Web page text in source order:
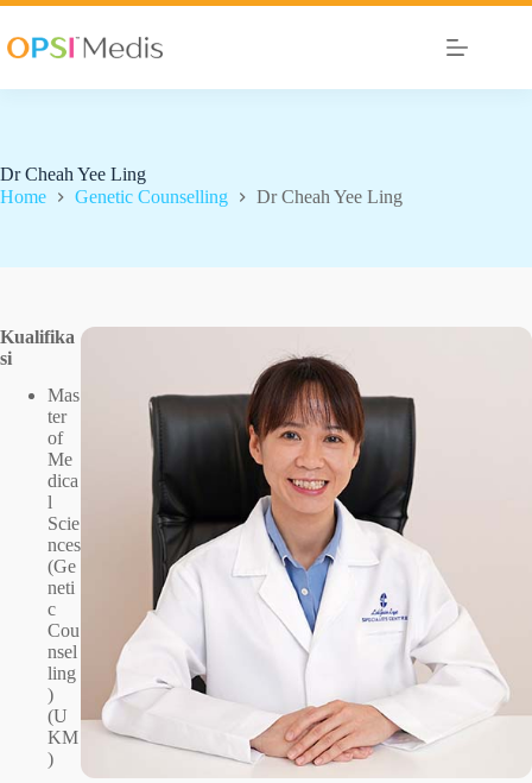
Dr Cheah Yee Ling
Home
Genetic Counselling Dr Cheah Yee Ling
Kualifika
si
Mas
ter
of
Me
dica
l
Scie
nces
(Ge
neti
c
Cou
nsel
ling
)
(U
KM
)